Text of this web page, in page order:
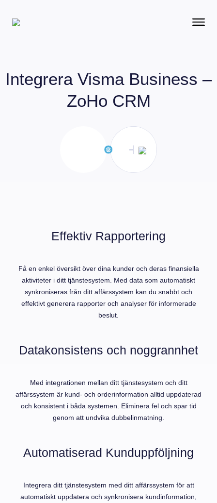
Integrera Visma Business –
ZoHo CRM
Effektiv Rapportering
Få en enkel översikt över dina kunder och deras finansiella
aktiviteter i ditt tjänstesystem. Med data som automatiskt
synkroniseras från ditt affärssystem kan du snabbt och
effektivt generera rapporter och analyser för informerade
beslut.
Datakonsistens och noggrannhet
Med integrationen mellan ditt tjänstesystem och ditt
affärssystem är kund- och orderinformation alltid uppdaterad
och konsistent i båda systemen. Eliminera fel och spar tid
genom att undvika dubbelinmatning.
Automatiserad Kunduppföljning
Integrera ditt tjänstesystem med ditt affärssystem för att
automatiskt uppdatera och synkronisera kundinformation,